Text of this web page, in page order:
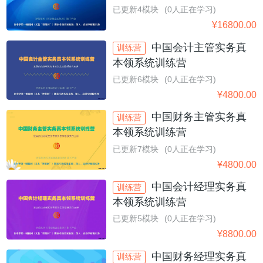
已更新4模块 (0人正在学习)
¥16800.00
训练营
中国会计主管实务真
本领系统训练营
已更新6模块 (0人正在学习)
¥4800.00
训练营
中国财务主管实务真
本领系统训练营
已更新7模块 (0人正在学习)
¥4800.00
训练营
中国会计经理实务真
本领系统训练营
已更新5模块 (0人正在学习)
¥8800.00
训练营
中国财务经理实务真